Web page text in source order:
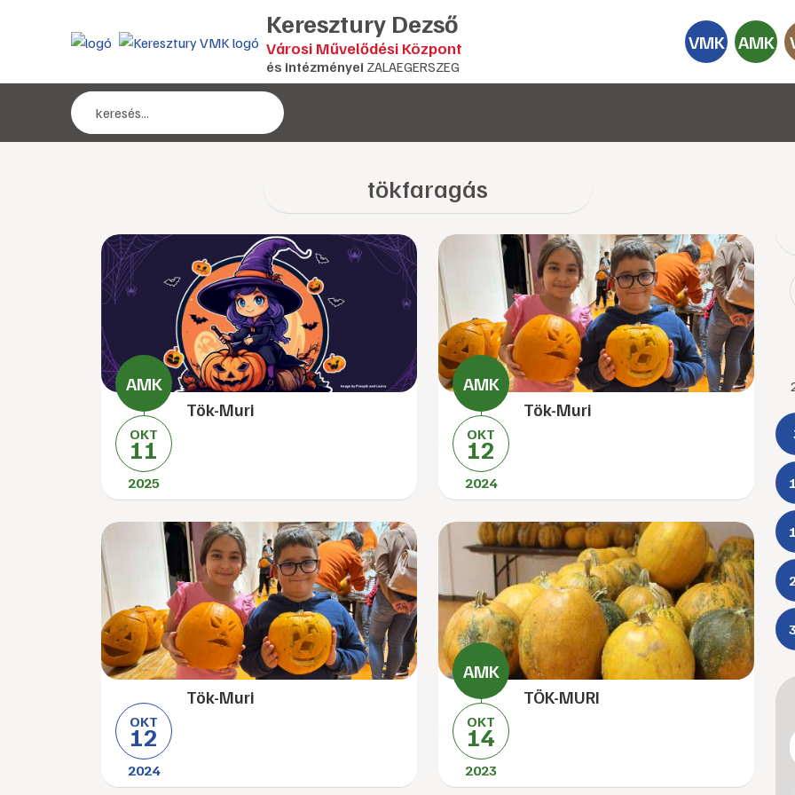
Keresztury Dezső
Városi Művelődési Központ
és intézményei ZALAEGERSZEG
VMK AMK
tökfaragás
OKT
11
2025
Tök-Muri
OKT
12
2024
Tök-Muri
OKT
12
2024
Tök-Muri
OKT
14
2023
TÖK-MURI